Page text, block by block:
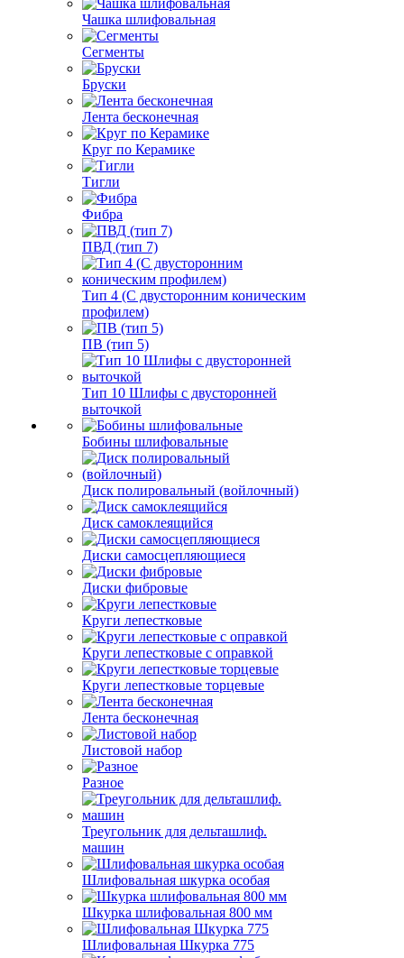
Чашка шлифовальная
Сегменты
Бруски
Лента бесконечная
Круг по Керамике
Тигли
Фибра
ПВД (тип 7)
Тип 4 (С двусторонним коническим
профилем)
ПВ (тип 5)
Тип 10 Шлифы с двусторонней
выточкой
Бобины шлифовальные
Диск полировальный (войлочный)
Диск самоклеящийся
Диски самосцепляющиеся
Диски фибровые
Круги лепестковые
Круги лепестковые с оправкой
Круги лепестковые торцевые
Лента бесконечная
Листовой набор
Разное
Треугольник для дельташлиф.
машин
Шлифовальная шкурка особая
Шкурка шлифовальная 800 мм
Шлифовальная Шкурка 775